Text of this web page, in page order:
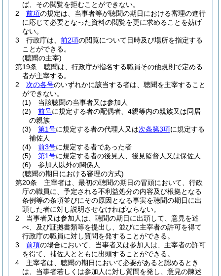
ば、その閲覧を拒むことができない。
2
前項の規定は、当事者等が聴聞の期日における審理の進行
に応じて必要となった資料の閲覧を更に求めることを妨げ
ない。
3
行政庁は、 前2項の閲覧について日時及び場所を指定する
ことができる。
(聴聞の主宰)
第19条
聴聞は、行政庁が指名する職員その他規則で定める
者が主宰する。
2
次の各号のいずれかに該当する者は、聴聞を主宰すること
ができない。
(1)
当該聴聞の当事者又は参加人
(2)
前号に規定する者の配偶者、4親等内の親族又は同居
の親族
(3)
第1号に規定する者の代理人又は次条第3項に規定する
補佐人
(4)
前3号に規定する者であった者
(5)
第1号に規定する者の後見人、後見監督人又は保佐人
(6)
参加人以外の関係人
(聴聞の期日における審理の方式)
第20条
主宰者は、最初の聴聞の期日の冒頭において、行政
庁の職員に、予定される不利益処分の内容及び根拠となる
条例等の条項並びにその原因となる事実を聴聞の期日に出
頭した者に対し説明させなければならない。
2
当事者又は参加人は、聴聞の期日に出頭して、意見を述
べ、及び証拠書類等を提出し、並びに主宰者の許可を得て
行政庁の職員に対し質問を発することができる。
3
前項の場合において、当事者又は参加人は、主宰者の許可
を得て、補佐人とともに出頭することができる。
4
主宰者は、聴聞の期日において必要があると認めるとき
は、当事者若しくは参加人に対し質問を発し、意見の陳述